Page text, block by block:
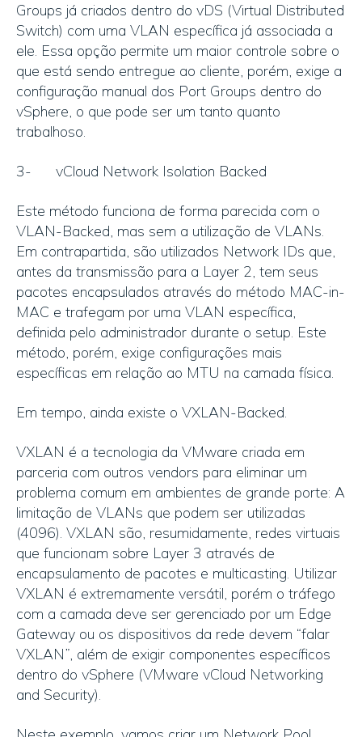
Groups já criados dentro do vDS (Virtual Distributed
Switch) com uma VLAN específica já associada a
ele. Essa opção permite um maior controle sobre o
que está sendo entregue ao cliente, porém, exige a
configuração manual dos Port Groups dentro do
vSphere, o que pode ser um tanto quanto
trabalhoso.
3- vCloud Network Isolation Backed
Este método funciona de forma parecida com o
VLAN-Backed, mas sem a utilização de VLANs.
Em contrapartida, são utilizados Network IDs que,
antes da transmissão para a Layer 2, tem seus
pacotes encapsulados através do método MAC-in-
MAC e trafegam por uma VLAN específica,
definida pelo administrador durante o setup. Este
método, porém, exige configurações mais
específicas em relação ao MTU na camada física.
Em tempo, ainda existe o VXLAN-Backed.
VXLAN é a tecnologia da VMware criada em
parceria com outros vendors para eliminar um
problema comum em ambientes de grande porte: A
limitação de VLANs que podem ser utilizadas
(4096). VXLAN são, resumidamente, redes virtuais
que funcionam sobre Layer 3 através de
encapsulamento de pacotes e multicasting. Utilizar
VXLAN é extremamente versátil, porém o tráfego
com a camada deve ser gerenciado por um Edge
Gateway ou os dispositivos da rede devem “falar
VXLAN”, além de exigir componentes específicos
dentro do vSphere (VMware vCloud Networking
and Security).